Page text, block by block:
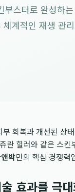
부스터로 완성하
적인 재생 관
회복과 개선된 상
란 힐러와 같은 스
박만의 핵심 경쟁력
효과를 극